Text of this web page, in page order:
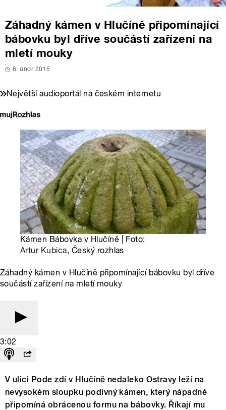
Záhadný kámen v Hlučíně připomínající
bábovku byl dříve součástí zařízení na
mletí mouky
6. únor 2015
Největší audioportál na českém internetu
Kámen Bábovka v Hlučíně | Foto:
Artur Kubica, Český rozhlas
Záhadný kámen v Hlučíně připomínající bábovku byl dříve
součástí zařízení na mletí mouky
3:02
V ulici Pode zdí v Hlučíně nedaleko Ostravy leží na
nevysokém sloupku podivný kámen, který nápadně
připomíná obrácenou formu na bábovky. Říkají mu